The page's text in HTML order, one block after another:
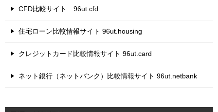
CFD比較サイト 96ut.cfd
住宅ローン比較情報サイト 96ut.housing
クレジットカード比較情報サイト 96ut.card
ネット銀行（ネットバンク）比較情報サイト 96ut.netbank